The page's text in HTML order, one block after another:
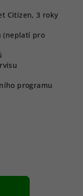
Citizen, 3 roky
(neplatí pro
programu